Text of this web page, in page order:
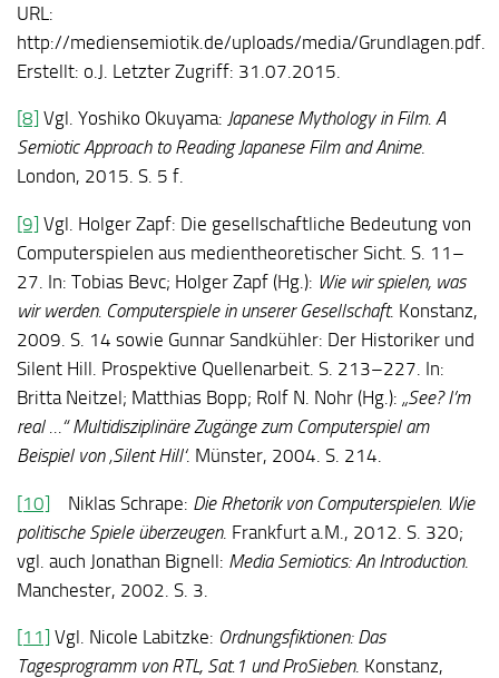
URL:
http://mediensemiotik.de/uploads/media/Grundlagen.pdf.
Erstellt: o.J. Letzter Zugriff: 31.07.2015.
[8] Vgl. Yoshiko Okuyama: Japanese Mythology in Film. A
Semiotic Approach to Reading Japanese Film and Anime.
London, 2015. S. 5 f.
[9] Vgl. Holger Zapf: Die gesellschaftliche Bedeutung von
Computerspielen aus medientheoretischer Sicht. S. 11–
27. In: Tobias Bevc; Holger Zapf (Hg.): Wie wir spielen, was
wir werden. Computerspiele in unserer Gesellschaft. Konstanz,
2009. S. 14 sowie Gunnar Sandkühler: Der Historiker und
Silent Hill. Prospektive Quellenarbeit. S. 213–227. In:
Britta Neitzel; Matthias Bopp; Rolf N. Nohr (Hg.): „See? I’m
real …“ Multidisziplinäre Zugänge zum Computerspiel am
Beispiel von ‚Silent Hill‘. Münster, 2004. S. 214.
[10] Niklas Schrape: Die Rhetorik von Computerspielen. Wie
politische Spiele überzeugen. Frankfurt a.M., 2012. S. 320;
vgl. auch Jonathan Bignell: Media Semiotics: An Introduction.
Manchester, 2002. S. 3.
[11] Vgl. Nicole Labitzke: Ordnungsfiktionen: Das
Tagesprogramm von RTL, Sat.1 und ProSieben. Konstanz,